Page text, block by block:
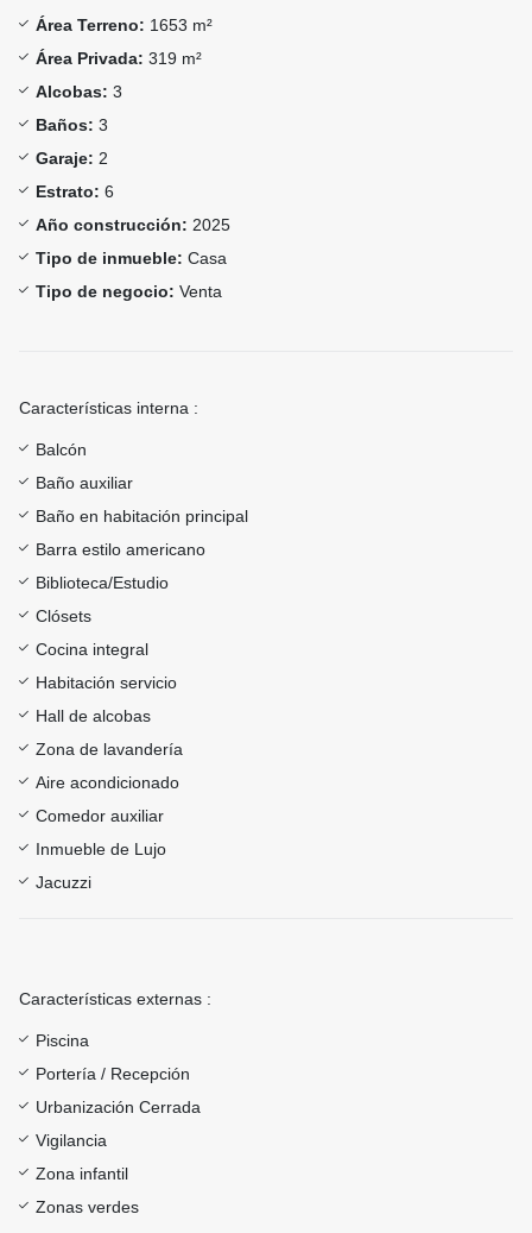
Área Terreno: 1653 m²
Área Privada: 319 m²
Alcobas: 3
Baños: 3
Garaje: 2
Estrato: 6
Año construcción: 2025
Tipo de inmueble: Casa
Tipo de negocio: Venta
Características interna :
Balcón
Baño auxiliar
Baño en habitación principal
Barra estilo americano
Biblioteca/Estudio
Clósets
Cocina integral
Habitación servicio
Hall de alcobas
Zona de lavandería
Aire acondicionado
Comedor auxiliar
Inmueble de Lujo
Jacuzzi
Características externas :
Piscina
Portería / Recepción
Urbanización Cerrada
Vigilancia
Zona infantil
Zonas verdes